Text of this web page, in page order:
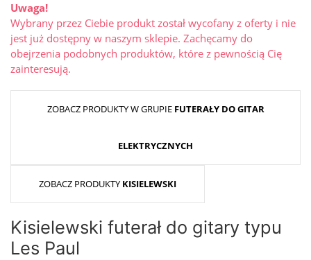
Uwaga!
Wybrany przez Ciebie produkt został wycofany z oferty i nie
jest już dostępny w naszym sklepie. Zachęcamy do
obejrzenia podobnych produktów, które z pewnością Cię
zainteresują.
ZOBACZ PRODUKTY W GRUPIE FUTERAŁY DO GITAR
ELEKTRYCZNYCH
ZOBACZ PRODUKTY KISIELEWSKI
Kisielewski futerał do gitary typu
Les Paul